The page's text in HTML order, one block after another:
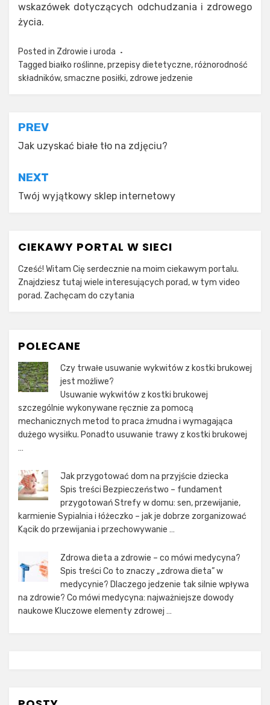
wskazówek dotyczących odchudzania i zdrowego
życia.
Posted in Zdrowie i uroda
Tagged białko roślinne,przepisy dietetyczne,różnorodność
składników,smaczne posiłki, zdrowe jedzenie
Nawigacja
wpisu
PREV
Jak uzyskać białe tło na zdjęciu?
NEXT
Twój wyjątkowy sklep internetowy
CIEKAWY PORTAL W SIECI
Cześć! Witam Cię serdecznie na moim ciekawym portalu.
Znajdziesz tutaj wiele interesujących porad, w tym video
porad. Zachęcam do czytania
POLECANE
Czy trwałe usuwanie wykwitów z kostki brukowej
jest możliwe?
Usuwanie wykwitów z kostki brukowej
szczególnie wykonywane ręcznie za pomocą
mechanicznych metod to praca żmudna i wymagająca
dużego wysiłku. Ponadto usuwanie trawy z kostki brukowej
…
Jak przygotować dom na przyjście dziecka
Spis treści Bezpieczeństwo – fundament
przygotowań Strefy w domu: sen, przewijanie,
karmienie Sypialnia i łóżeczko – jak je dobrze zorganizować
Kącik do przewijania i przechowywanie …
Zdrowa dieta a zdrowie – co mówi medycyna?
Spis treści Co to znaczy „zdrowa dieta” w
medycynie? Dlaczego jedzenie tak silnie wpływa
na zdrowie? Co mówi medycyna: najważniejsze dowody
naukowe Kluczowe elementy zdrowej …